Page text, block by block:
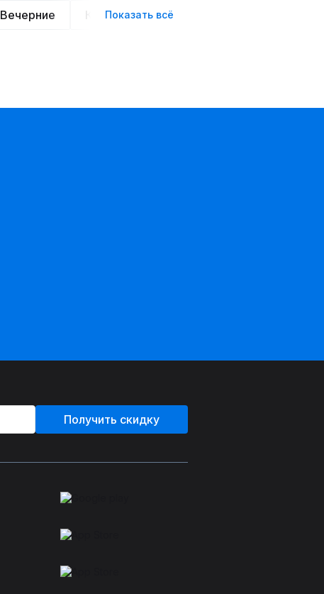
Вечерние Классические
Показать всё
Получить скидку